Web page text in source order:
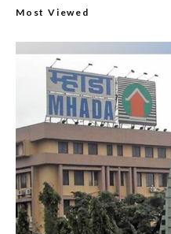
Most Viewed